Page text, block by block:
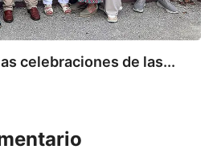
celebraciones de las...